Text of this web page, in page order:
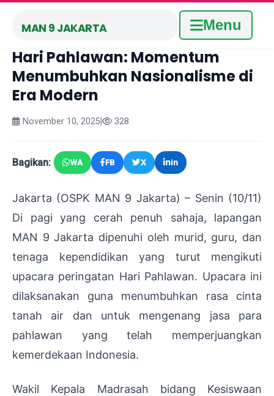
MAN 9 JAKARTA Menu
Hari Pahlawan: Momentum
Menumbuhkan Nasionalisme di
Era Modern
November 10, 2025 328
Bagikan: WA FB X in
Jakarta (OSPK MAN 9 Jakarta) – Senin (10/11)
Di pagi yang cerah penuh sahaja, lapangan
MAN 9 Jakarta dipenuhi oleh murid, guru, dan
tenaga kependidikan yang turut mengikuti
upacara peringatan Hari Pahlawan. Upacara ini
dilaksanakan guna menumbuhkan rasa cinta
tanah air dan untuk mengenang jasa para
pahlawan yang telah memperjuangkan
kemerdekaan Indonesia.
Wakil Kepala Madrasah bidang Kesiswaan